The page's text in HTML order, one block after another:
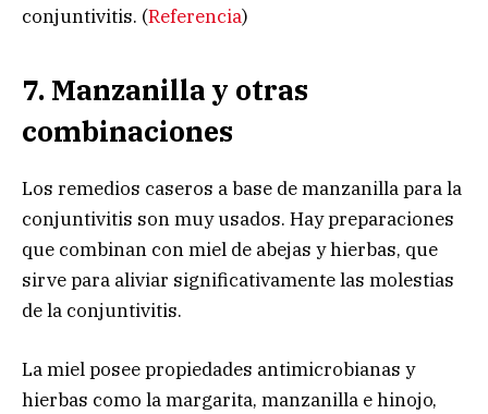
conjuntivitis. (Referencia)
7. Manzanilla y otras
combinaciones
Los remedios caseros a base de manzanilla para la
conjuntivitis son muy usados. Hay preparaciones
que combinan con miel de abejas y hierbas, que
sirve para aliviar significativamente las molestias
de la conjuntivitis.
La miel posee propiedades antimicrobianas y
hierbas como la margarita, manzanilla e hinojo,